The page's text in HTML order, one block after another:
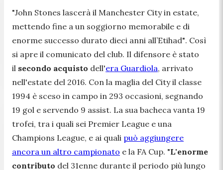
"John Stones lascerà il Manchester City in estate,
mettendo fine a un soggiorno memorabile e di
enorme successo durato dieci anni all’Etihad". Così
si apre il comunicato del club. Il difensore è stato
il secondo acquisto dell'era Guardiola, arrivato
nell'estate del 2016. Con la maglia del City il classe
1994 è sceso in campo in 293 occasioni, segnando
19 gol e servendo 9 assist. La sua bacheca vanta 19
trofei, tra i quali sei Premier League e una
Champions League, e ai quali può aggiungere
ancora un altro campionato e la FA Cup. "L'enorme
contributo del 31enne durante il periodo più lungo